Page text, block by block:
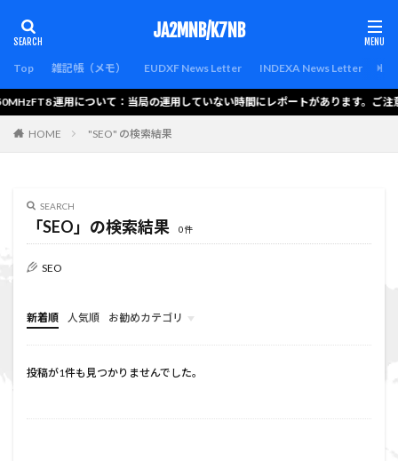
JA2MNB/K7NB
Top 雑記帳（メモ） EUDXF News Letter INDEXA News Letter
運用について：当局の運用していない時間にレポートがあります。ご注
HOME "SEO" の検索結果
SEARCH
「SEO」の検索結果 0件
SEO
新着順 人気順
お勧めカテゴリ
the-thor-child
menu
hello-elementor
bravada
投稿が1件も見つかりませんでした。
検索